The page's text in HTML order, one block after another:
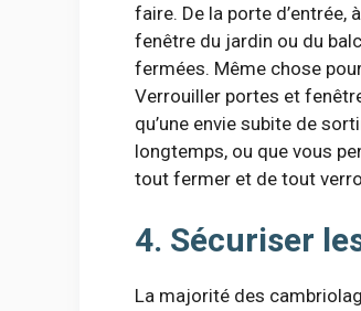
faire. De la porte
fenêtre du jardin ou du
fermées. Même chose
Verrouiller portes et
qu’une envie subite de
longtemps, ou que vous
tout fermer et de tout
4. Sécuriser
La majorité des